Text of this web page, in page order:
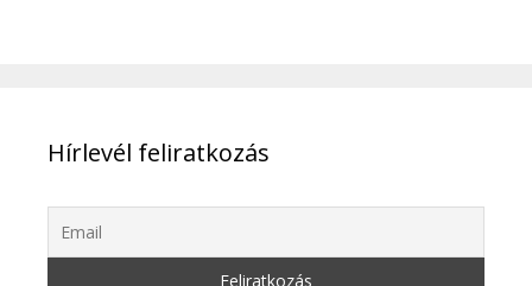
Hírlevél feliratkozás